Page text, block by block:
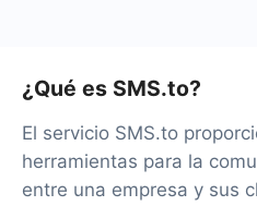
¿Qué es SMS.to?
El servicio SMS.to
herramientas para la
entre una empresa y sus